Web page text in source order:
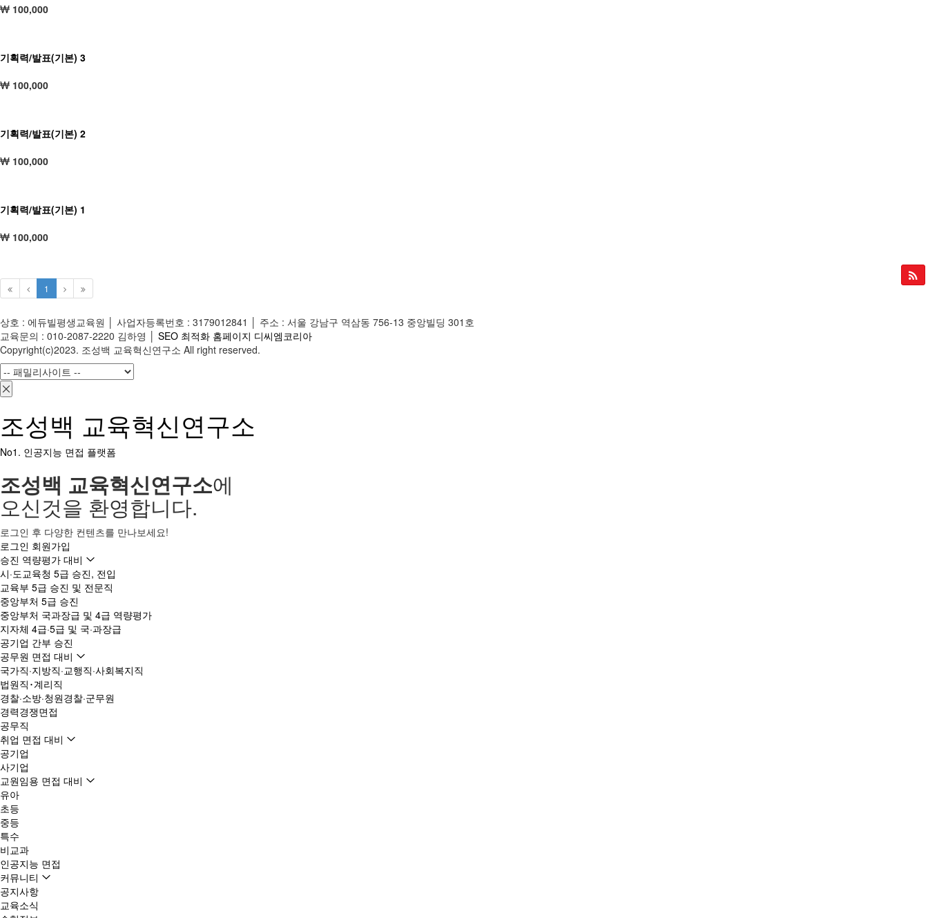
100,000
기획력/발표(기본) 3
100,000
기획력/발표(기본) 2
100,000
기획력/발표(기본) 1
100,000
1
상호 : 에듀빌평생교육원 │ 사업자등록번호 : 3179012841 │ 주소 : 서울 강남구 역삼동 756-13 중앙빌딩 301호
교육문의 : 010-2087-2220 김하영 │ SEO 최적화 홈페이지 디씨엠코리아
Copyright(c)2023. 조성백 교육혁신연구소 All right reserved.
조성백 교육혁신연구소
No1. 인공지능 면접 플랫폼
조성백 교육혁신연구소에
오신것을 환영합니다.
로그인 후 다양한 컨텐츠를 만나보세요!
로그인 회원가입
승진 역량평가 대비
시·도교육청 5급 승진, 전입
교육부 5급 승진 및 전문직
중앙부처 5급 승진
중앙부처 국과장급 및 4급 역량평가
지자체 4급·5급 및 국·과장급
공기업 간부 승진
공무원 면접 대비
국가직·지방직·교행직·사회복지직
법원직･계리직
경찰·소방·청원경찰·군무원
경력경쟁면접
공무직
취업 면접 대비
공기업
사기업
교원임용 면접 대비
유아
초등
중등
특수
비교과
인공지능 면접
커뮤니티
공지사항
교육소식